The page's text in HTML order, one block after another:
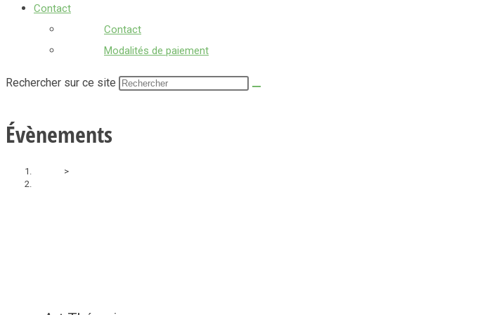
Contact
Contact
Modalités de paiement
Rechercher sur ce site
Évènements
>